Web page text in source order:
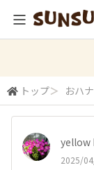
トップ＞ おハ
yellow
2025/